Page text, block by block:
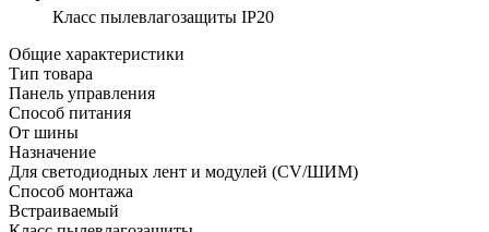
Класс пылевлагозащиты IP20
Общие характеристики
Тип товара
Панель управления
Способ питания
От шины
Назначение
Для светодиодных лент и модулей (CV/ШИМ)
Способ монтажа
Встраиваемый